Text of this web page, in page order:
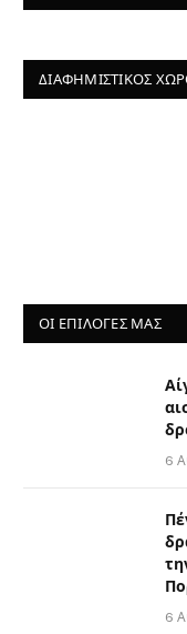
ΔΙΑΦΗΜΙΣΤΙΚΌΣ
ΟΙ ΕΠΙΛΟΓΈΣ ΜΑΣ
6
6